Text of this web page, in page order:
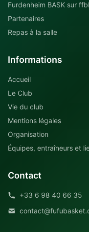
Furdenheim BASK sur
Partenaires
Repas à la salle
Informations
Accueil
Le Club
Vie du club
Mentions légales
Organisation
Équipes, entraîneurs et
Contact
+33 6 98 40 66 35